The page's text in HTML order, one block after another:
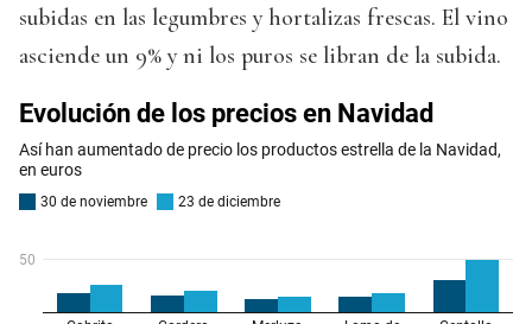
subidas en las legumbres y hortalizas frescas. El vino
asciende un 9% y ni los puros se libran de la subida.